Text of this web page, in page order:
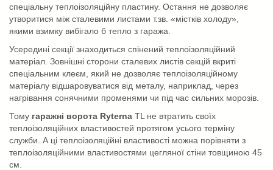
спеціальну теплоізоляційну пластину. Остання не дозволяє
утворитися між сталевими листами т.зв. «містків холоду»,
якими взимку вибігало б тепло з гаража.
Усередині секції знаходиться спінений теплоізоляційний
матеріал. Зовнішні сторони сталевих листів секцій вкриті
спеціальним клеєм, який не дозволяє теплоізоляційному
матеріалу відшаровуватися від металу, наприклад, через
нагрівання сонячними променями чи під час сильних морозів.
Тому гаражні ворота Ryterna TL не втратить своїх
теплоізоляційних властивостей протягом усього терміну
служби. А ці теплоізоляційні властивості можна порівняти з
теплоізоляційними властивостями цегляної стіни товщиною 45
см.